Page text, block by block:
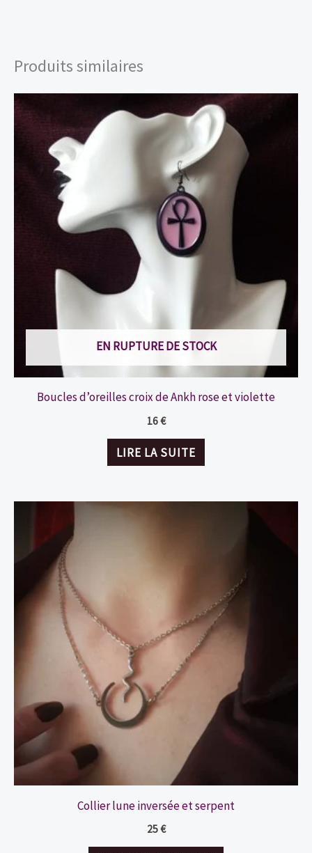
Produits similaires
EN RUPTURE DE STOCK
Boucles d’oreilles croix de Ankh rose et violette
16€
LIRE LA SUITE
Collier lune inversée et serpent
25€